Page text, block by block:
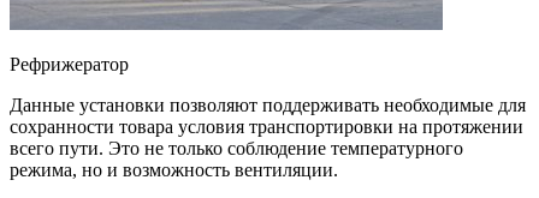
Рефрижератор
Данные установки позволяют поддерживать необходимые для
сохранности товара условия транспортировки на протяжении
всего пути. Это не только соблюдение температурного
режима, но и возможность вентиляции.